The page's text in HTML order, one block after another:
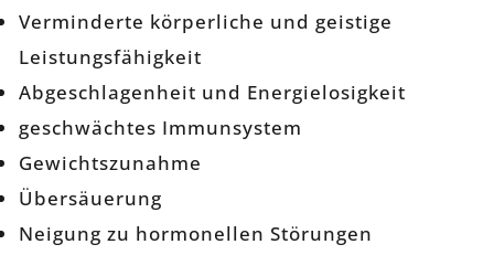
Verminderte körperliche und geistige
Leistungsfähigkeit
Abgeschlagenheit und Energielosigkeit
geschwächtes Immunsystem
Gewichtszunahme
Übersäuerung
Neigung zu hormonellen Störungen